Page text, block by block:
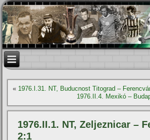
« 1976.I.31. NT, Buducnost Titograd –
1976.II.4. Mexikó –
1976.II.1. NT, Zeljeznicar –
2:1